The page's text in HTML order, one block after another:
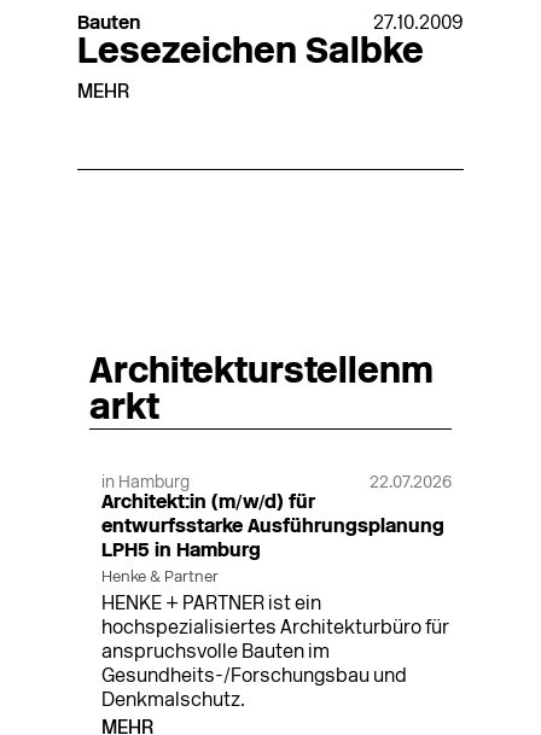
Bauten 27.10.2009
Lesezeichen Salbke
MEHR
Architekturstellenm
arkt
in Hamburg 22.07.2026
Architekt:in (m/w/d) für
entwurfsstarke Ausführungsplanung
LPH5 in Hamburg
Henke & Partner
HENKE + PARTNER ist ein
hochspezialisiertes Architekturbüro für
anspruchsvolle Bauten im
Gesundheits-/Forschungsbau und
Denkmalschutz.
MEHR